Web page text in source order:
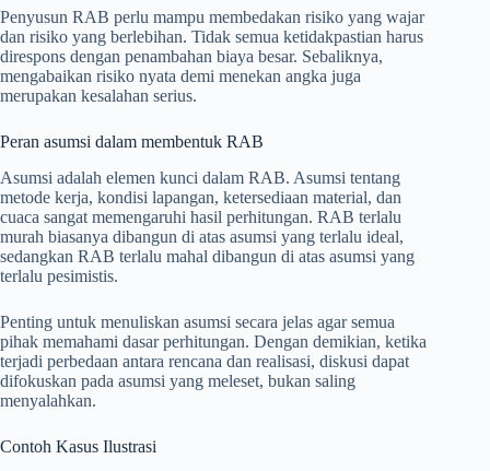
Penyusun RAB perlu mampu membedakan risiko yang wajar
dan risiko yang berlebihan. Tidak semua ketidakpastian harus
direspons dengan penambahan biaya besar. Sebaliknya,
mengabaikan risiko nyata demi menekan angka juga
merupakan kesalahan serius.
Peran asumsi dalam membentuk RAB
Asumsi adalah elemen kunci dalam RAB. Asumsi tentang
metode kerja, kondisi lapangan, ketersediaan material, dan
cuaca sangat memengaruhi hasil perhitungan. RAB terlalu
murah biasanya dibangun di atas asumsi yang terlalu ideal,
sedangkan RAB terlalu mahal dibangun di atas asumsi yang
terlalu pesimistis.
Penting untuk menuliskan asumsi secara jelas agar semua
pihak memahami dasar perhitungan. Dengan demikian, ketika
terjadi perbedaan antara rencana dan realisasi, diskusi dapat
difokuskan pada asumsi yang meleset, bukan saling
menyalahkan.
Contoh Kasus Ilustrasi